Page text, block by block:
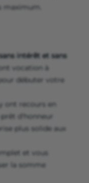
maximum.
intérêt et sans
vocation à
débuter votre
ont recours en
d'honneur
plus solide aux
et vous
la somme